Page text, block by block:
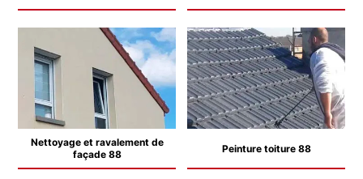
Nettoyage et ravalement de
façade 88
Peinture toiture 88